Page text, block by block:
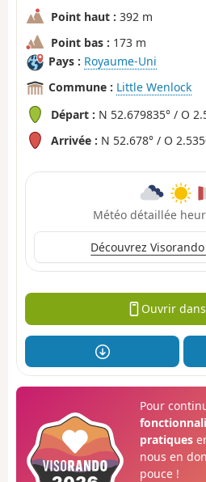
Point haut : 392 m
Point bas : 173 m
Pays : Royaume-Uni
Commune : Little Wenlock
Départ : N 52.679835° / O
Arrivée : N 52.678° / O
Météo détaillée
Découvrez
Ouvrir
Pour
pratiques
nous en
pouce !